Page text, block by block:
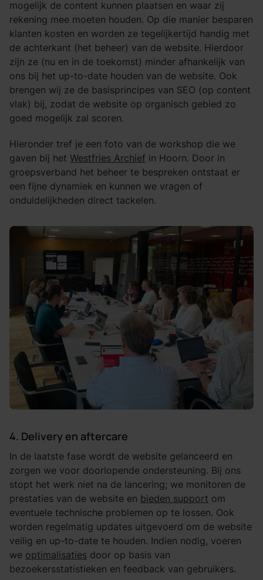
mogelijk de content kunnen plaatsen en waar zij
rekening mee moeten houden. Op die manier besparen
klanten kosten en worden ze tegelijkertijd handig met
de achterkant (het beheer) van de website. Hierdoor
zijn ze (nu en in de toekomst) minder afhankelijk van
ons bij het up-to-date houden van de website. Ook
brengen wij ze de basisprincipes van SEO (op content
vlak) bij, zodat de website op organisch gebied zo
goed mogelijk zal scoren.
Hieronder tref je een foto van de workshop die we
gaven bij het Westfries Archief in Hoorn. Door in
groepsverband het beheer te bespreken ontstaat er
een fijne dynamiek en kunnen we vragen of
onduidelijkheden direct tackelen.
4. Delivery en aftercare
In de laatste fase wordt de website gelanceerd en
zorgen we voor doorlopende ondersteuning. Bij ons
stopt het werk niet na de lancering; we monitoren de
prestaties van de website en bieden support om
eventuele technische problemen op te lossen. Ook
worden regelmatig updates uitgevoerd om de website
veilig en up-to-date te houden. Indien nodig, voeren
we optimalisaties door op basis van
bezoekersstatistieken en feedback van gebruikers.